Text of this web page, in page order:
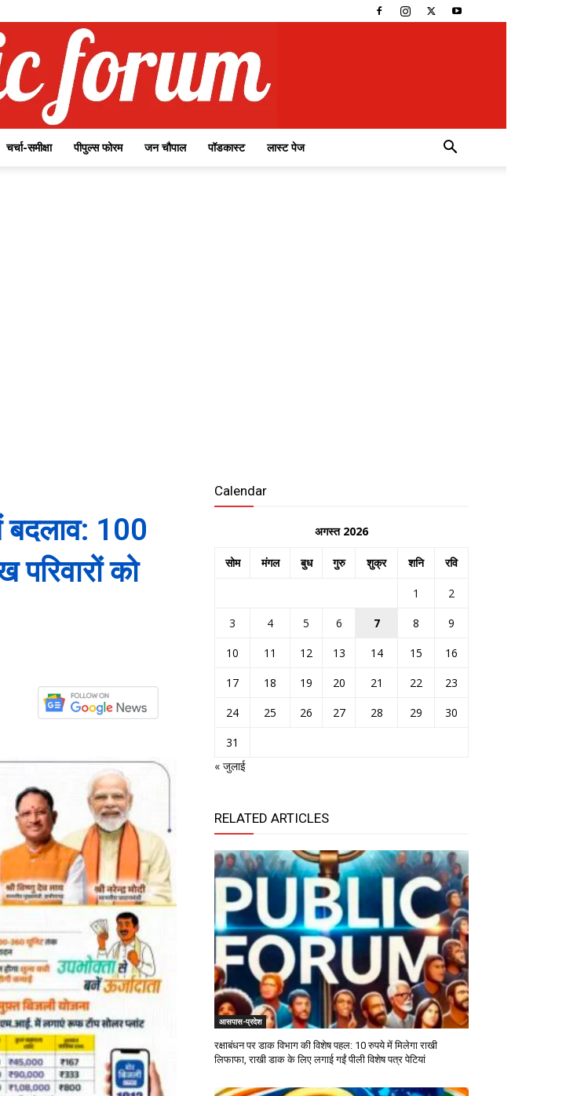
चर्चा-समीक्षा पीपुल्स फोरम जन चौपाल पॉडकास्ट लास्ट पेज
बदलाव: 100
को
Calendar
अगस्त 2026
सोम मंगल बुध गुरु शुक्र शनि रवि
1
2
3
4 5 6 7 8
9
10
11 12 13 14 15
16
17
18 19 20 21 22
23
24
25 26 27 28 29
30
31
« जुलाई
RELATED ARTICLES
आसपास-प्रदेश
रक्षाबंधन पर डाक विभाग की विशेष पहल: 10 रुपये में मिलेगा राखी
लिफाफा, राखी डाक के लिए लगाई गईं पीली विशेष पत्र पेटियां